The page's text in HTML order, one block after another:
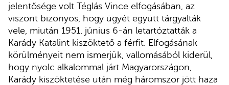
jelentősége volt Téglás Vince elfogásában, az
viszont bizonyos, hogy ügyét együtt tárgyalták
vele, miután 1951. június 6-án letartóztatták a
Karády Katalint kiszöktető a férfit. Elfogásának
körülményeit nem ismerjük, vallomásából kiderül,
hogy nyolc alkalommal járt Magyarországon,
Karády kiszöktetése után még háromszor jött haza